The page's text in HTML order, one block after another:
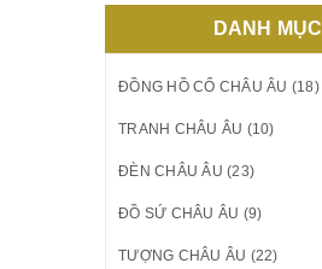
DANH MỤC
ĐỒNG HỒ CỔ CHÂU ÂU (18)
TRANH CHÂU ÂU (10)
ĐÈN CHÂU ÂU (23)
ĐỒ SỨ CHÂU ÂU (9)
TƯỢNG CHÂU ÂU (22)